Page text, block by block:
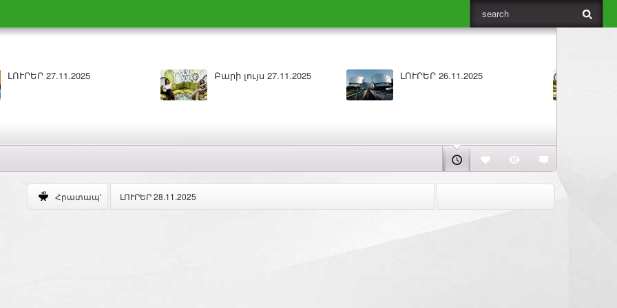
Բարի լույս 26.11.2025 ԼՈՒՐԵՐ 25.11.2025 Բարի լույս 25.11.2025
Հրատապ' ԼՈՒՐԵՐ 28.11.2025